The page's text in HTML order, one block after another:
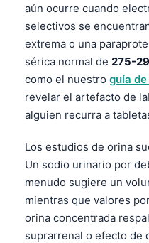
aún ocurre cuando
selectivos se
extrema o una
sérica normal de 275-
como el nuestro guía
revelar el artefacto de
alguien recurra a
Los estudios de orina
Un sodio urinario por
menudo sugiere un
mientras que valores
orina concentrada
suprarrenal o efecto de
Български
Dansk
Bahasa Indonesia
Հայերեն
Íslenska
Српски језик
Svenska